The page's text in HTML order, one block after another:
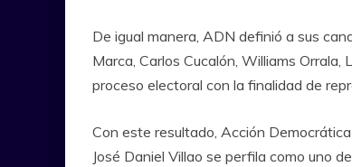
De igual manera, ADN definió a sus
Marca, Carlos Cucalón, Williams
proceso electoral con la finalidad de
Con este resultado, Acción
José Daniel Villao se perfila como uno